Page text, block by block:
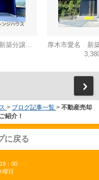
厚木市毛利台三丁目 新築分譲住宅 全1棟
厚木市愛名 新
> ブログ記事一覧 > 不動産売却
紹介！
に戻る
：00
曜日